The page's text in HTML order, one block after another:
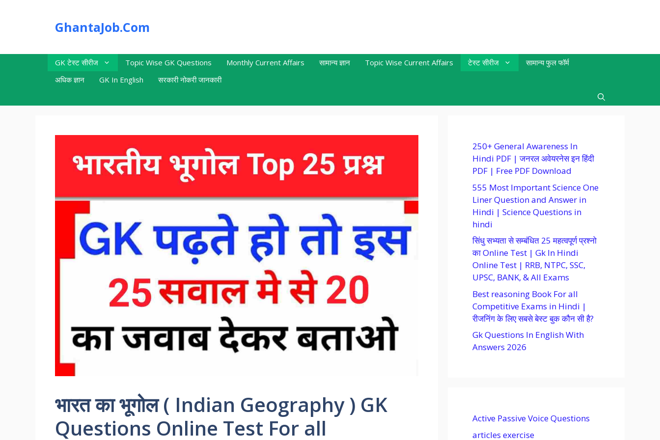
GhantaJob.Com
GK टेस्ट सीरीज Topic Wise GK Questions Monthly Current Affairs सामान्य ज्ञान Topic Wise Current Affairs टेस्ट सीरीज
सामान्य फुल फॉर्म
अधिक ज्ञान
GK In English सरकारी नोकरी जानकारी
भारत का भूगोल ( Indian Geography ) GK
Questions Online Test For all
250+ General Awareness In
Hindi PDF | जनरल अवेयरनेस इन हिंदी
PDF | Free PDF Download
555 Most Important Science One
Liner Question and Answer in
Hindi | Science Questions in
hindi
सिंधु सभ्यता से सम्बंधित 25 महत्वपूर्ण प्रश्नो
का Online Test | Gk In Hindi
Online Test | RRB, NTPC, SSC,
UPSC, BANK, & All Exams
Best reasoning Book For all
Competitive Exams in Hindi |
रीजनिंग के लिए सबसे बेस्ट बुक कौन सी है?
Gk Questions In English With
Answers 2026
Active Passive Voice Questions
articles exercise